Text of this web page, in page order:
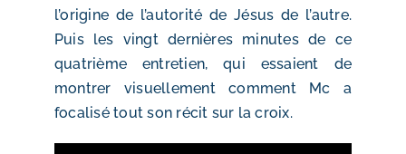
l’origine de l’autorité de Jésus de l’autre.
Puis les vingt dernières minutes de ce
quatrième entretien, qui essaient de
montrer visuellement comment Mc a
focalisé tout son récit sur la croix.